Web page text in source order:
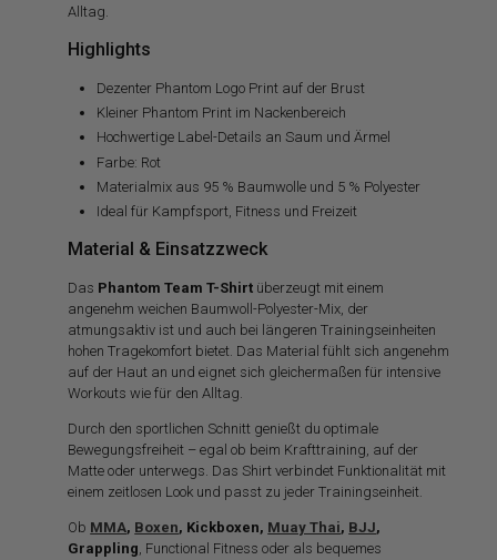
Alltag.
Highlights
Dezenter Phantom Logo Print auf der Brust
Kleiner Phantom Print im Nackenbereich
Hochwertige Label-Details an Saum und Ärmel
Farbe: Rot
Materialmix aus 95 % Baumwolle und 5 % Polyester
Ideal für Kampfsport, Fitness und Freizeit
Material & Einsatzzweck
Das Phantom Team T-Shirt überzeugt mit einem
angenehm weichen Baumwoll-Polyester-Mix, der
atmungsaktiv ist und auch bei längeren Trainingseinheiten
hohen Tragekomfort bietet. Das Material fühlt sich angenehm
auf der Haut an und eignet sich gleichermaßen für intensive
Workouts wie für den Alltag.
Durch den sportlichen Schnitt genießt du optimale
Bewegungsfreiheit – egal ob beim Krafttraining, auf der
Matte oder unterwegs. Das Shirt verbindet Funktionalität mit
einem zeitlosen Look und passt zu jeder Trainingseinheit.
Ob MMA, Boxen, Kickboxen, Muay Thai, BJJ,
Grappling, Functional Fitness oder als bequemes